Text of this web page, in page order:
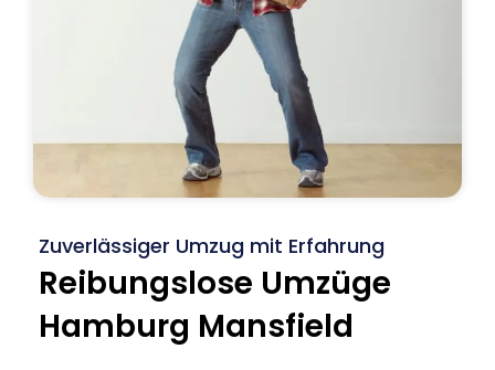
Zuverlässiger Umzug mit Erfahrung
Reibungslose Umzüge
Hamburg Mansfield